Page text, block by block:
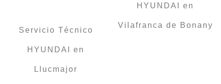
Servicio Técnico
HYUNDAI en
Llucmajor
HYUNDAI en
Vilafranca de Bonany